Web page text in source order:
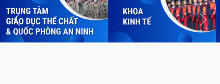
Previous Next